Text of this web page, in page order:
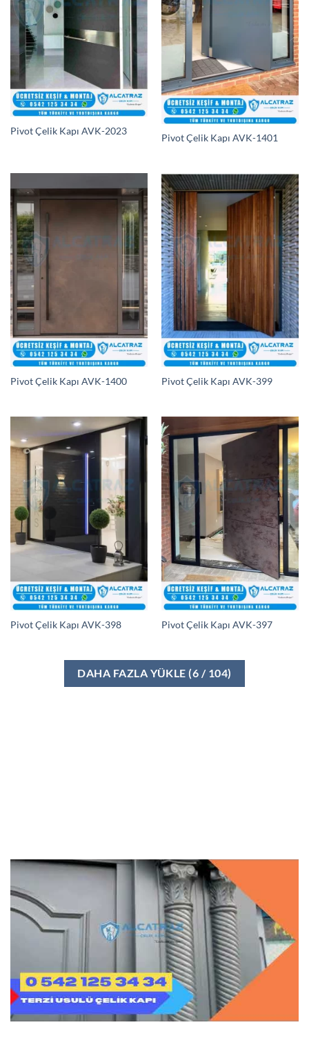
Pivot Çelik Kapı AVK-2023
Pivot Çelik Kapı AVK-1401
Pivot Çelik Kapı AVK-1400 Pivot Çelik Kapı AVK-399
Pivot Çelik Kapı AVK-398 Pivot Çelik Kapı AVK-397
DAHA FAZLA YÜKLE (6 / 104)